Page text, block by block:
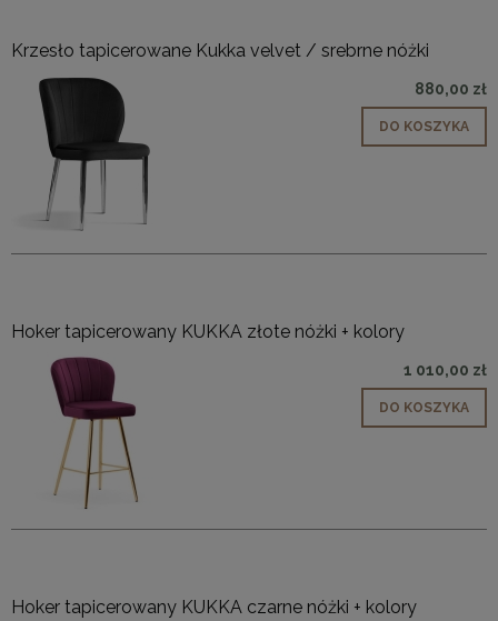
Krzesło tapicerowane Kukka velvet / srebrne nóżki
880,00 zł
DO KOSZYKA
Hoker tapicerowany KUKKA złote nóżki + kolory
1 010,00 zł
DO KOSZYKA
Hoker tapicerowany KUKKA czarne nóżki + kolory